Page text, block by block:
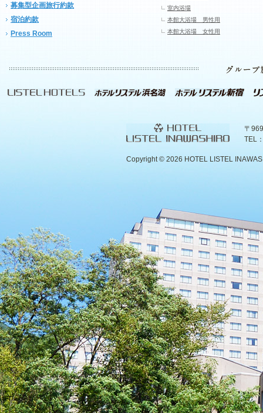
募集型企画旅行約款
宿泊約款
Press Room
室内浴場
本館大浴場 男性用
本館大浴場 女性用
〒
TEL
Copyright © 2026 HOTEL LISTEL